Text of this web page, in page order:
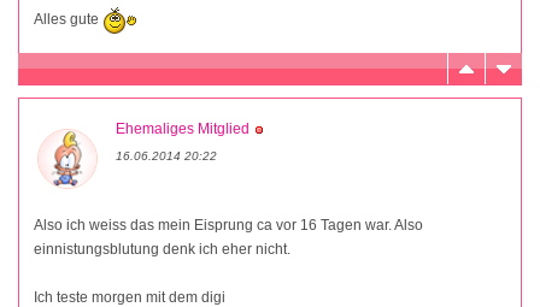
Alles gute
Ehemaliges Mitglied
16.06.2014 20:22
Also ich weiss das mein Eisprung ca vor 16 Tagen war. Also
einnistungsblutung denk ich eher nicht.
Ich teste morgen mit dem digi